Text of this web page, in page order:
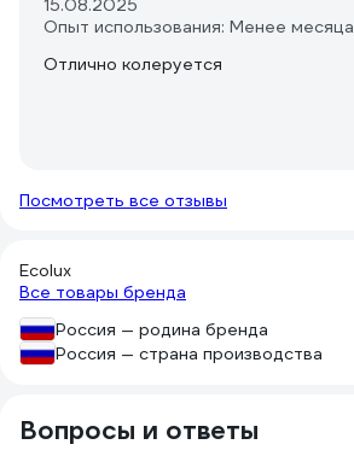
15.08.2025
Опыт использования: Менее месяца
Отлично колеруется
Посмотреть все отзывы
Ecolux
Все товары бренда
Россия — родина бренда
Россия — страна производства
Вопросы и ответы